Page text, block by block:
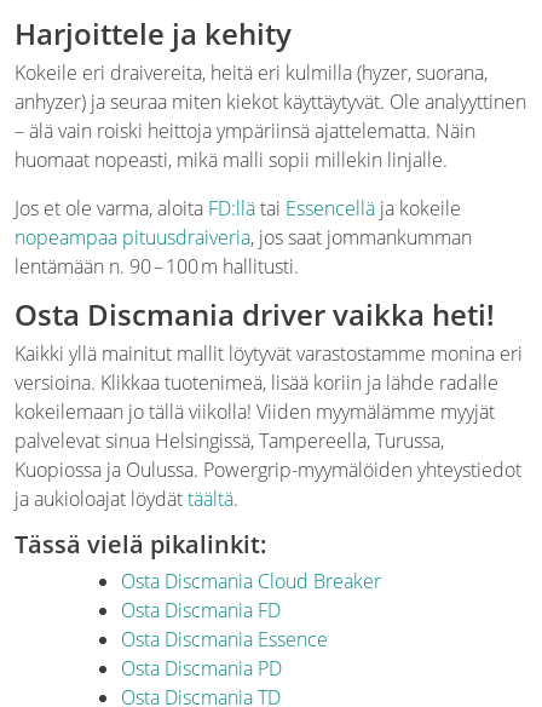
Harjoittele ja kehity
Kokeile eri draivereita, heitä eri kulmilla (hyzer, suorana,
anhyzer) ja seuraa miten kiekot käyttäytyvät. Ole analyyttinen
– älä vain roiski heittoja ympäriinsä ajattelematta. Näin
huomaat nopeasti, mikä malli sopii millekin linjalle.
Jos et ole varma, aloita FD:llätai Essencellä ja kokeile
nopeampaa pituusdraiveria, jos saat jommankumman
lentämään n. 90 – 100 m hallitusti.
Osta Discmania driver vaikka heti!
Kaikki yllä mainitut mallit löytyvät varastostamme monina eri
versioina. Klikkaa tuotenimeä, lisää koriin ja lähde radalle
kokeilemaan jo tällä viikolla! Viiden myymälämme myyjät
palvelevat sinua Helsingissä, Tampereella, Turussa,
Kuopiossa ja Oulussa. Powergrip-myymälöiden yhteystiedot
ja aukioloajat löydättäältä.
Tässä vielä pikalinkit:
Osta Discmania Cloud Breaker
Osta Discmania FD
Osta Discmania Essence
Osta Discmania PD
Osta Discmania TD